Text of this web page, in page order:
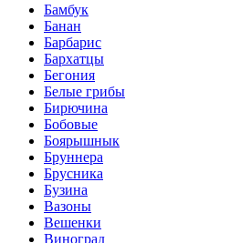
Бамбук
Банан
Барбарис
Бархатцы
Бегония
Белые грибы
Бирючина
Бобовые
Боярышнык
Бруннера
Брусника
Бузина
Вазоны
Вешенки
Виноград